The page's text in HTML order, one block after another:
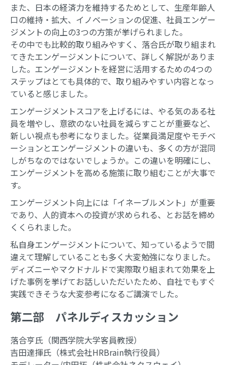
また、日本の経済力を維持するためとして、生産年齢人
口の維持・拡大、イノベーションの促進、社員エンゲー
ジメントの向上の3つの方策が挙げられました。
その中でも比較的取り組みやすく、落合氏が取り組まれ
てきたエンゲージメントについて、詳しく解説がありま
した。エンゲージメントを経営に活用するための4つの
ステップはとても具体的で、取り組みやすい内容となっ
ていると感じました。
エンゲージメントスコアを上げるには、やる気のある社
員を増やし、意欲のない社員を減らすことが重要など、
新しい視点も参考になりました。従業員満足度やモチベ
ーションとエンゲージメントの違いも、多くの方が混同
しがちなのではないでしょうか。この違いを明確にし、
エンゲージメントを高める施策に取り組むことが大事で
す。
エンゲージメント向上には「イネーブルメント」が重要
であり、人的資本への投資が求められる、とお話を締め
くくられました。
私自身エンゲージメントについて、知っているようで間
違えて理解していることも多く大変勉強になりました。
ディズニーやマクドナルドで実際取り組まれて効果を上
げた事例を挙げてお話しいただいたため、自社でもすぐ
実践できそうな大変参考になるご講演でした。
第二部 パネルディスカッション
落合亨氏（関西学院大学客員教授）
吉田達揮氏（株式会社HRBrain執行役員）